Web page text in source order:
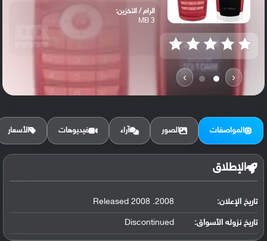
‹
›
الرام / التخزين:
3 MB
المواصفات الصور آراء فيديوهات الأسعار
الإطلاق
تاريخ الإعلان: 2008. Released 2008
تاريخ نزوله الأسواق: Discontinued